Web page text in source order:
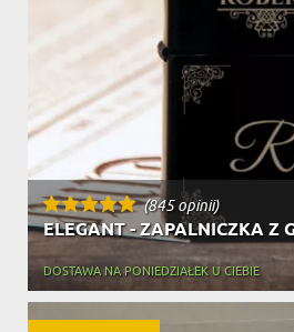
(845 opinii)
ELEGANT - ZAPALNICZKA Z
DOSTAWA NA PONIEDZIAŁEK U CIEBIE